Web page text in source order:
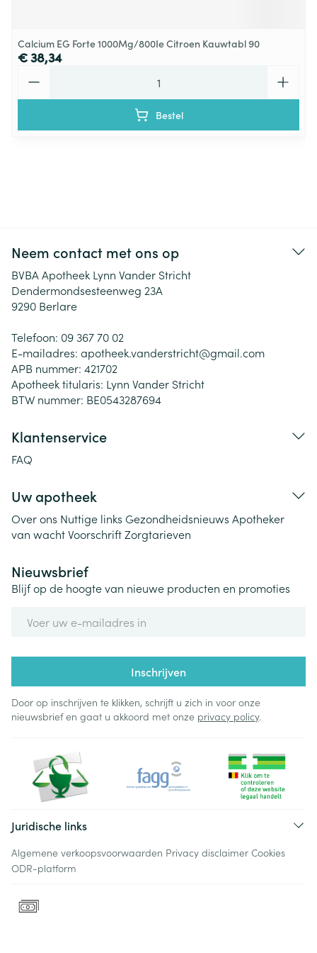
Calcium EG Forte 1000Mg/800Ie Citroen Kauwtabl 90
€ 38,34
Bestel
Neem contact met ons op
BVBA Apotheek Lynn Vander Stricht
Dendermondsesteenweg 23A
9290 Berlare
Telefoon: 09 367 70 02
E-mailadres: apotheek.vanderstricht@gmail.com
APB nummer: 421702
Apotheek titularis: Lynn Vander Stricht
BTW nummer: BE0543287694
Klantenservice
FAQ
Uw apotheek
Over ons Nuttige links Gezondheidsnieuws Apotheker
van wachtVoorschriftZorgtarieven
Nieuwsbrief
Blijf op de hoogte van nieuwe producten en promoties
Inschrijven
Door op inschrijven te klikken, schrijft u zich in voor onze
nieuwsbrief en gaat u akkoord met onze privacy policy.
Juridische links
Algemene verkoopsvoorwaarden Privacy disclaimer Cookies
ODR-platform